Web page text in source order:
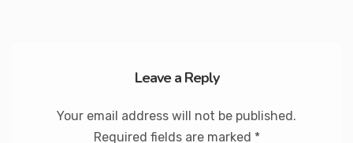
Leave a Reply
Your email address will not be published.
Required fields are marked *